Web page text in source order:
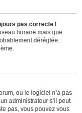
pas correcte !
horaire mais que
déréglée.
ou le logiciel n’a pas
administrateur s’il peut
pas, vous pouvez vous